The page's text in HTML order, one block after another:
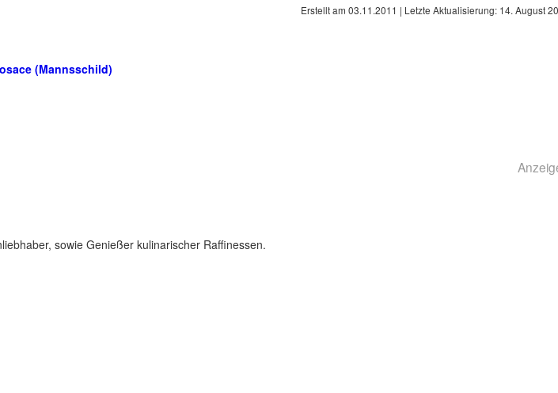
Erstellt am 03.11.2011 | Letzte Aktualisierung: 14. August
(Mannsschild)
sowie Genießer kulinarischer Raffinessen.